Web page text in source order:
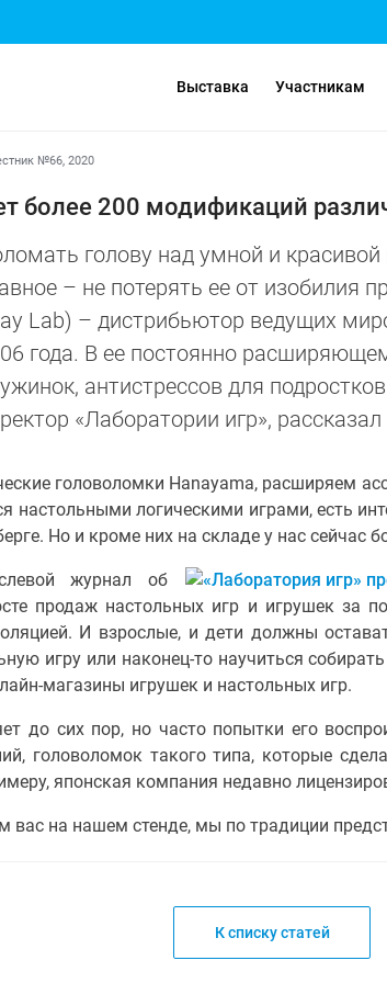
Выставка Участникам
№66, 2020
более 200 модификаций
голову над умной и
– не потерять ее от изобилия
Lab) – дистрибьютор ведущих
года. В ее постоянно
антистрессов для
«Лаборатории игр»,
головоломки Hanayama, расширяем
логическими играми, есть
Но и кроме них на складе у нас
журнал об
продаж настольных игр и игрушек за
И взрослые, и дети должны
игру или наконец-то научиться
магазины игрушек и настольных игр.
до сих пор, но часто попытки его
головоломок такого типа, которые
японская компания недавно
на нашем стенде, мы по традиции
К списку статей